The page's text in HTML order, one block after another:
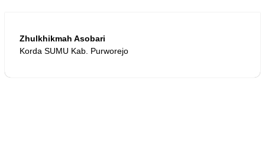
Zhulkhikmah Asobari
Korda SUMU Kab. Purworejo